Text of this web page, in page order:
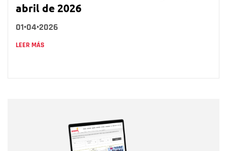
abril de 2026
01•04•2026
LEER MÁS
Correo electrónico